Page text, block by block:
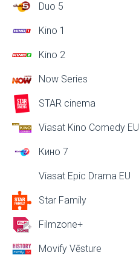
Duo 5
Kino 1
Kino 2
Now Series
STAR cinema
Viasat Kino Comedy EU
Кино 7
Viasat Epic Drama EU
Star Family
Filmzone+
Movify Vēsture